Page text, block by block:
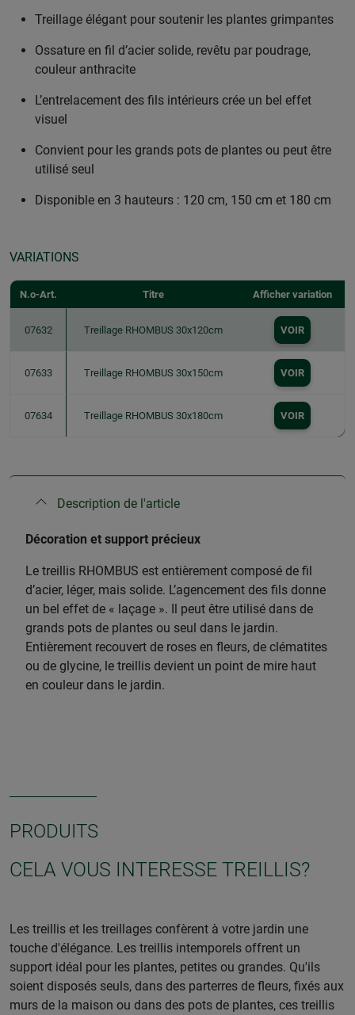
Treillage élégant pour soutenir les plantes grimpantes
Ossature en fil d’acier solide, revêtu par poudrage,
couleur anthracite
L’entrelacement des fils intérieurs crée un bel effet
visuel
Convient pour les grands pots de plantes ou peut être
utilisé seul
Disponible en 3 hauteurs : 120 cm, 150 cm et 180 cm
VARIATIONS
N.o-Art. Titre Afficher variation
07632 Treillage RHOMBUS 30x120cm VOIR
07633 Treillage RHOMBUS 30x150cm VOIR
07634 Treillage RHOMBUS 30x180cm VOIR
Description de l'article
Décoration et support précieux
Le treillis RHOMBUS est entièrement composé de fil
d’acier, léger, mais solide. L’agencement des fils donne
un bel effet de « laçage ». Il peut être utilisé dans de
grands pots de plantes ou seul dans le jardin.
Entièrement recouvert de roses en fleurs, de clématites
ou de glycine, le treillis devient un point de mire haut
en couleur dans le jardin.
PRODUITS
CELA VOUS INTERESSE TREILLIS?
Les treillis et les treillages confèrent à votre jardin une
touche d'élégance. Les treillis intemporels offrent un
support idéal pour les plantes, petites ou grandes. Qu'ils
soient disposés seuls, dans des parterres de fleurs, fixés aux
murs de la maison ou dans des pots de plantes, ces treillis